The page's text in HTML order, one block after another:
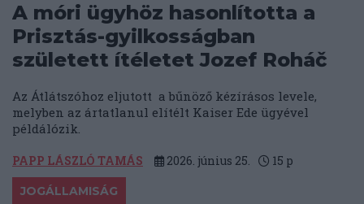
A móri ügyhöz hasonlította a
Prisztás-gyilkosságban
született ítéletet Jozef Roháč
Az Átlátszóhoz eljutott a bűnöző kézírásos levele,
melyben az ártatlanul elítélt Kaiser Ede ügyével
példálózik.
PAPP LÁSZLÓ TAMÁS 2026. június 25. 15 p
JOGÁLLAMISÁG